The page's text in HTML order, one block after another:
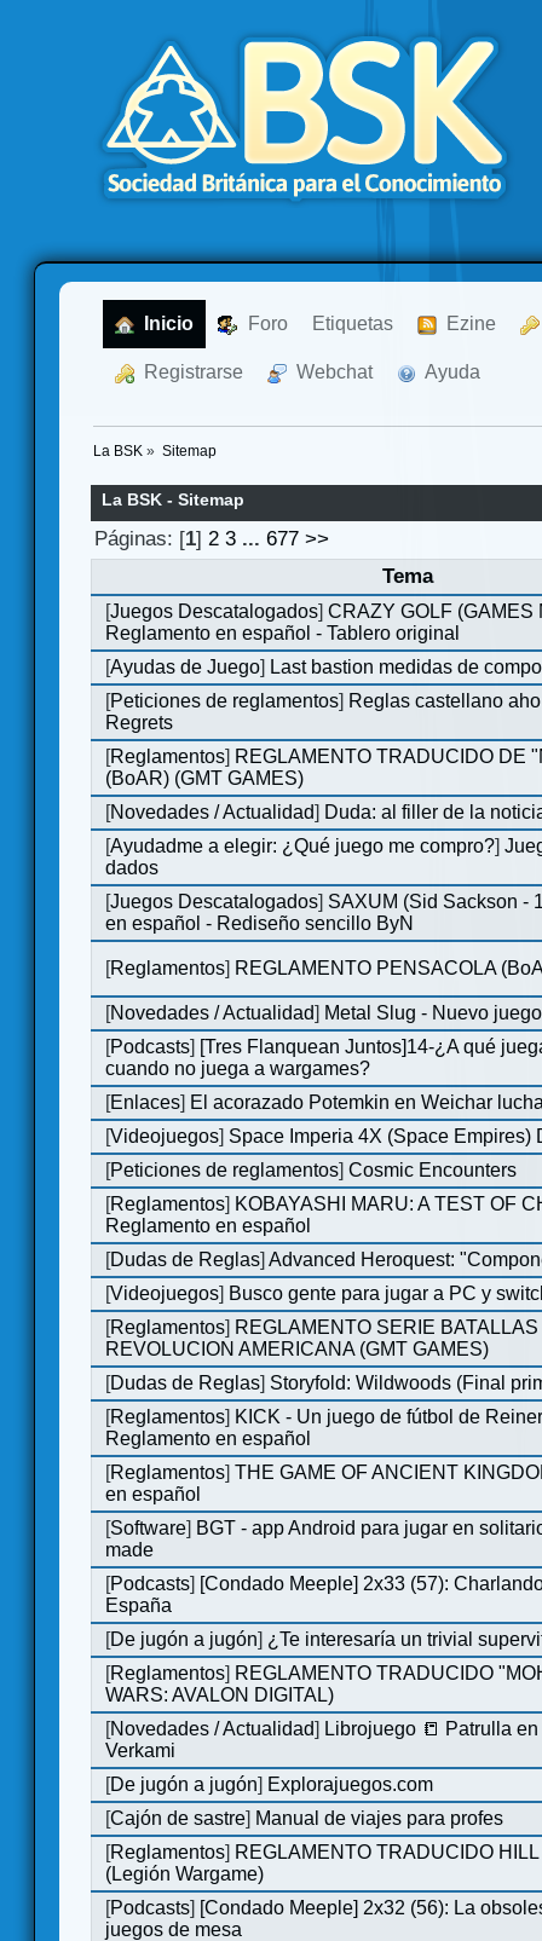
Inicio Foro Etiquetas Ezine
Registrarse Webchat Ayuda
La BSK » Sitemap
La BSK - Sitemap
Páginas: [1]2 3 ...677 >>
Tema
[Juegos Descatalogados]CRAZY GOLF (GAMES
Reglamento en español - Tablero original
[Ayudas de Juego] Last bastion medidas de
[Peticiones de reglamentos] Reglas castellano
Regrets
[Reglamentos] REGLAMENTO TRADUCIDO DE
(BoAR) (GMT GAMES)
[Novedades / Actualidad] Duda: al filler de la
[Ayudadme a elegir: ¿Qué juego me compro?]
dados
[Juegos Descatalogados] SAXUM (Sid Sackson -
en español - Rediseño sencillo ByN
[Reglamentos] REGLAMENTO PENSACOLA
[Novedades / Actualidad] Metal Slug - Nuevo
[Podcasts] [Tres Flanquean Juntos]14-¿A qué
cuando no juega a wargames?
[Enlaces] El acorazado Potemkin en Weichar
[Videojuegos] Space Imperia 4X (Space Empires)
[Peticiones de reglamentos]Cosmic Encounters
[Reglamentos] KOBAYASHI MARU: A TEST OF
Reglamento en español
[Dudas de Reglas]Advanced Heroquest:
[Videojuegos] Busco gente para jugar a PC y
[Reglamentos] REGLAMENTO SERIE
REVOLUCION AMERICANA (GMT GAMES)
[Dudas de Reglas] Storyfold: Wildwoods (Final
[Reglamentos] KICK - Un juego de fútbol de
Reglamento en español
[Reglamentos]THE GAME OF ANCIENT
en español
[Software] BGT - app Android para jugar en
made
[Podcasts] [Condado Meeple] 2x33 (57):
España
[De jugón a jugón] ¿Te interesaría un trivial
[Reglamentos] REGLAMENTO TRADUCIDO
WARS: AVALON DIGITAL)
[Novedades / Actualidad] Librojuego 📒 Patrulla
Verkami
[De jugón a jugón] Explorajuegos.com
[Cajón de sastre] Manual de viajes para profes
[Reglamentos] REGLAMENTO TRADUCIDO
(Legión Wargame)
[Podcasts] [Condado Meeple] 2x32 (56): La
juegos de mesa